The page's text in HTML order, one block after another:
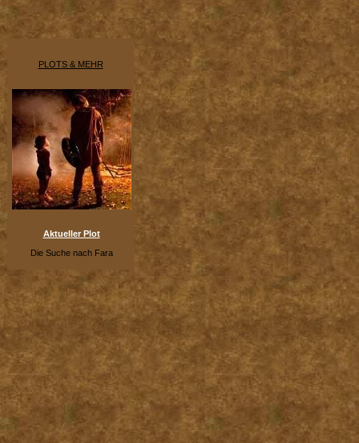
PLOTS & MEHR
Aktueller Plot
Die Suche nach Fara